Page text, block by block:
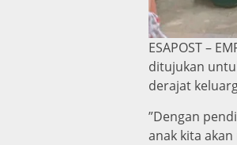
ESAPOST –
ditujukan
derajat
​”Dengan
anak kita